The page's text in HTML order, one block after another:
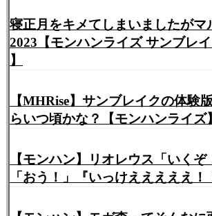
寝正月をキメてしまいましたがマ
2023【モンハンライズ サンブレ
】
【MHRise】サンブレイクの体験
らいつ頃かな？【モンハンライズ】
【モンハン】リオレウス「いく
「おう！」『いっけえええええ！